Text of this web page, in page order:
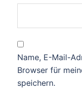
Name, E-Mail-
Browser für
speichern.